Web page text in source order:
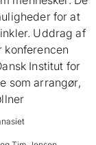
for at
Uddrag af
konferencen
Institut for
som arrangør,